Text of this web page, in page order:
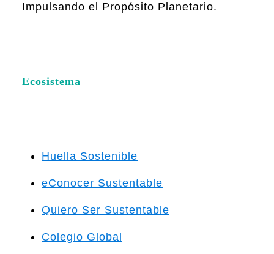
Impulsando el Propósito Planetario.
Ecosistema
Huella Sostenible
eConocer Sustentable
Quiero Ser Sustentable
Colegio Global